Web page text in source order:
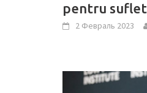
pentru
2 Февраль 2023